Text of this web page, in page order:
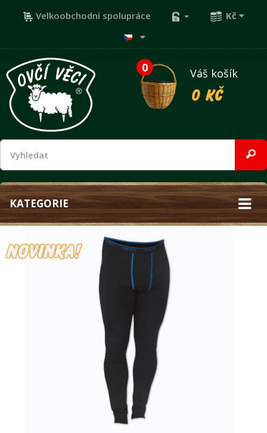
Velkoobchodní spolupráce Kč
0
Váš košík
0 Kč
KATEGORIE